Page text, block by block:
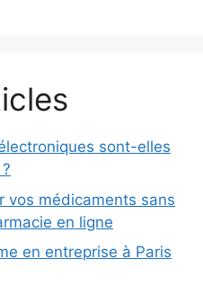
sont-elles
vos médicaments sans
en ligne
en entreprise à Paris